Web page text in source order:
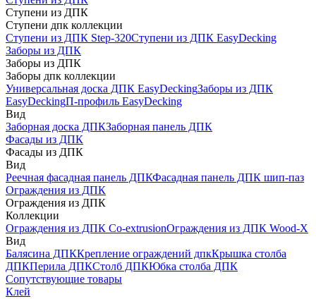
Ступени из ДПК
Ступени дпк коллекции
Ступени из ДПК Step-320Ступени из ДПК EasyDecking
Заборы из ДПК
Заборы из ДПК
Заборы дпк коллекции
Универсальная доска ДПК EasyDeckingЗаборы из ДПК
EasyDeckingП-профиль EasyDecking
Вид
Заборная доска ДПКЗаборная панель ДПК
Фасады из ДПК
Фасады из ДПК
Вид
Реечная фасадная панель ДПКФасадная панель ДПК шип-паз
Ограждения из ДПК
Ограждения из ДПК
Коллекции
Ограждения из ДПК Co-extrusionОграждения из ДПК Wood-X
Вид
Балясина ДПККрепление ограждений дпкКрышка столба
ДПКПерила ДПКСтолб ДПКЮбка столба ДПК
Сопутствующие товары
Клей